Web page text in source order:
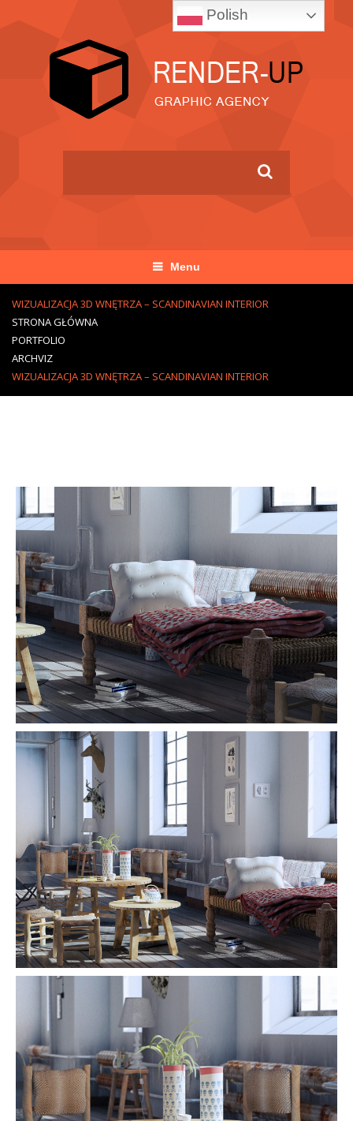
Menu
WIZUALIZACJA 3D WNĘTRZA – SCANDINAVIAN INTERIOR
STRONA GŁÓWNA
PORTFOLIO
ARCHVIZ
WIZUALIZACJA 3D WNĘTRZA – SCANDINAVIAN INTERIOR
Polish